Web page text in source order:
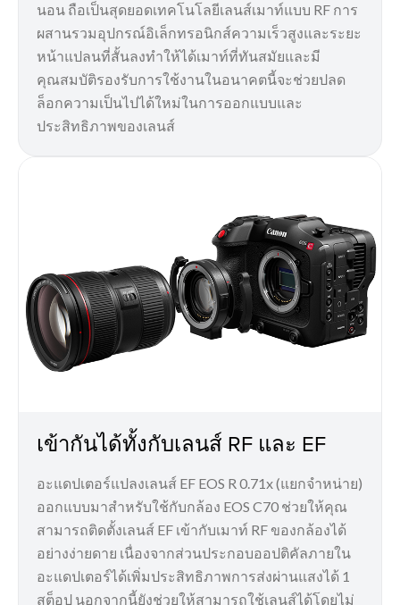
นอน ถือเป็นสุดยอดเทคโนโลยีเลนส์เมาท์แบบ RF การ
ผสานรวมอุปกรณ์อิเล็กทรอนิกส์ความเร็วสูงและระยะ
หน้าแปลนที่สั้นลงทำให้ได้เมาท์ที่ทันสมัยและมี
คุณสมบัติรองรับการใช้งานในอนาคตนี้จะช่วยปลด
ล็อกความเป็นไปได้ใหม่ในการออกแบบและ
ประสิทธิภาพของเลนส์
เข้ากันได้ทั้งกับเลนส์ RF และ EF
อะแดปเตอร์แปลงเลนส์ EF EOS R 0.71x (แยกจำหน่าย)
ออกแบบมาสำหรับใช้กับกล้อง EOS C70 ช่วยให้คุณ
สามารถติดตั้งเลนส์ EF เข้ากับเมาท์ RF ของกล้องได้
อย่างง่ายดาย เนื่องจากส่วนประกอบออปติคัลภายใน
อะแดปเตอร์ได้เพิ่มประสิทธิภาพการส่งผ่านแสงได้ 1
สต็อป นอกจากนี้ยังช่วยให้สามารถใช้เลนส์ได้โดยไม่